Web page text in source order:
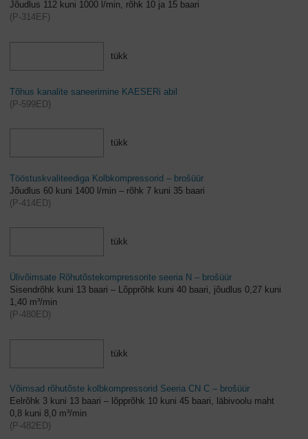
Jõudlus 112 kuni 1000 l/min, rõhk 10 ja 15 baari
(P-314EF)
tükk
Tõhus kanalite saneerimine KAESERi abil
(P-599ED)
tükk
Tööstuskvaliteediga Kolbkompressorid – brošüür
Jõudlus 60 kuni 1400 l/min – rõhk 7 kuni 35 baari
(P-414ED)
tükk
Ülivõimsate Rõhutõstekompressorite seeria N – brošüür
Sisendrõhk kuni 13 baari – Lõpprõhk kuni 40 baari, jõudlus 0,27 kuni
1,40 m³/min
(P-480ED)
tükk
Võimsad rõhutõste kolbkompressorid Seeria CN C – brošüür
Eelrõhk 3 kuni 13 baari – lõpprõhk 10 kuni 45 baari, läbivoolu maht
0,8 kuni 8,0 m³/min
(P-482ED)